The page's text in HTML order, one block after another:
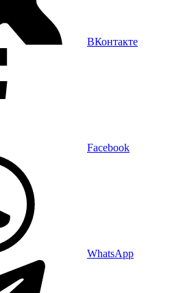
ВКонтакте
Facebook
WhatsApp